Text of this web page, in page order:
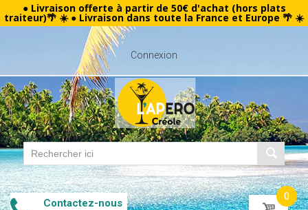
● Livraison offerte à partir de 50€ d'achat (hors plats
traiteur)🌴 ☀️ ● Livraison dans toute la France et Europe 🌴 ☀️
Connexion
Contactez-nous
0